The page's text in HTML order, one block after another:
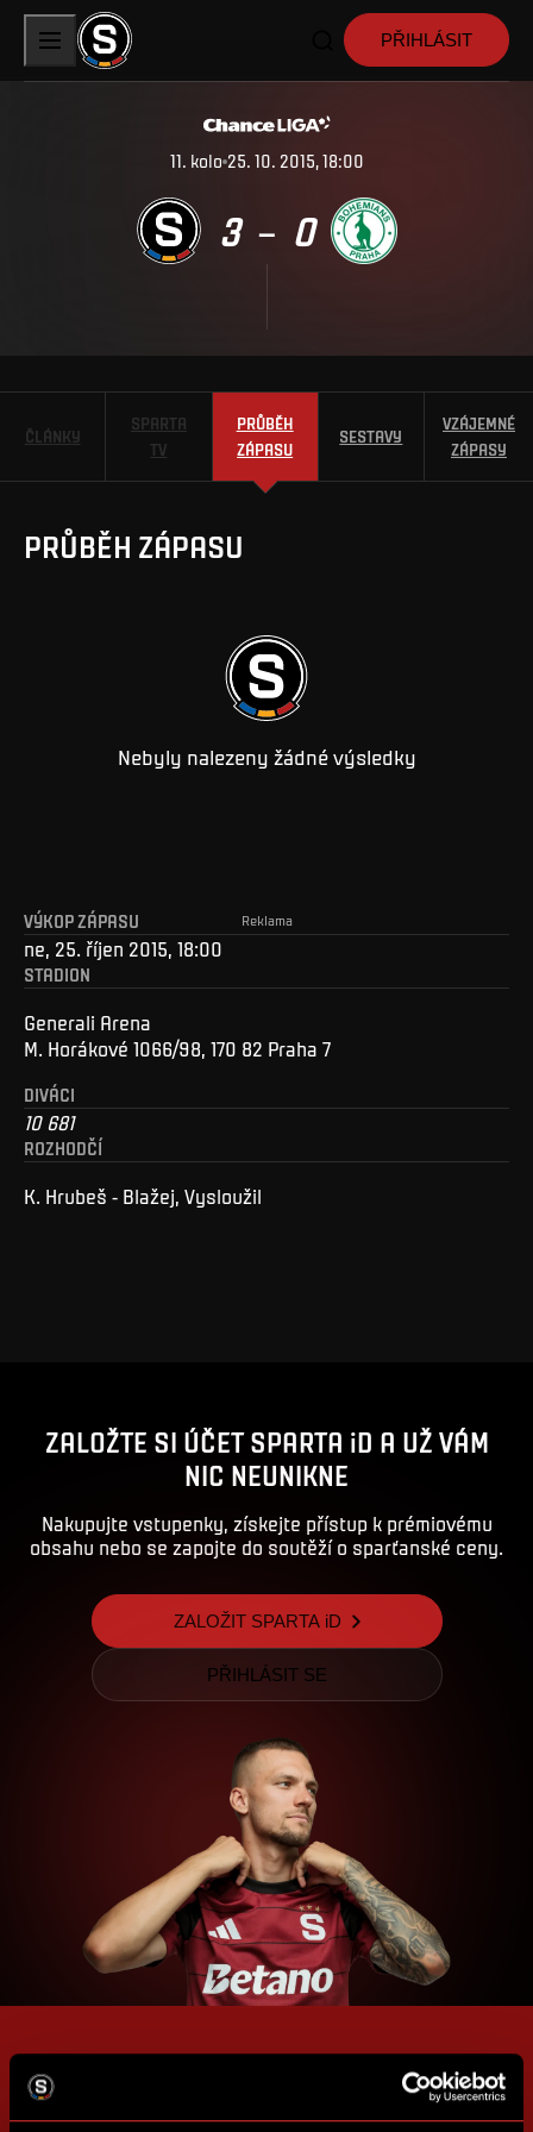
PŘIHLÁSIT
11. kolo 25. 10. 2015, 18:00
3 – 0
ČLÁNKY
SPARTA
TV
PRŮBĚH
ZÁPASU
SESTAVY
VZÁJEMNÉ
ZÁPASY
PRŮBĚH ZÁPASU
Nebyly nalezeny žádné výsledky
Reklama
VÝKOP ZÁPASU
ne, 25. říjen 2015, 18:00
STADION
Generali Arena
M. Horákové 1066/98, 170 82 Praha 7
DIVÁCI
10 681
ROZHODČÍ
K. Hrubeš - Blažej, Vysloužil
ZALOŽTE SI ÚČET SPARTA iD A UŽ VÁM
NIC NEUNIKNE
Nakupujte vstupenky, získejte přístup k prémiovému
obsahu nebo se zapojte do soutěží o sparťanské ceny.
ZALOŽIT SPARTA iD
PŘIHLÁSIT SE